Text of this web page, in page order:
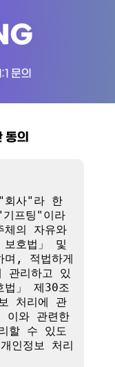
문의
의
회사"라 한
프팅"이라
의 자유와
호법」 및
며, 적법하게
관리하고 있
법」 제30조
처리에 관
와 관련한
할 수 있도
인정보 처리